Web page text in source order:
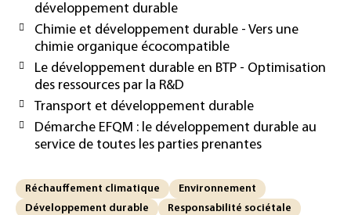
développement durable
Chimie et développement durable - Vers une
chimie organique écocompatible
Le développement durable en BTP - Optimisation
des ressources par la R&D
Transport et développement durable
Démarche EFQM : le développement durable au
service de toutes les parties prenantes
Réchauffement climatique
Environnement
Développement durable
Responsabilité sociétale